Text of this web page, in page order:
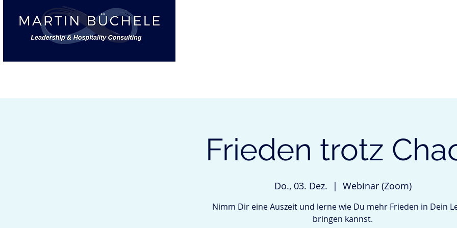
Frieden trotz
Do., 03. Dez.
  |
Webinar (Zoom)
Nimm Dir eine Auszeit und lerne wie Du mehr Frieden in Dein
bringen kannst.